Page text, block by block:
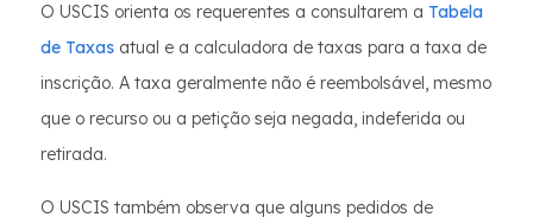
O USCIS orienta os requerentes a consultarem a Tabela
de Taxas atual e a calculadora de taxas para a taxa de
inscrição. A taxa geralmente não é reembolsável, mesmo
que o recurso ou a petição seja negada, indeferida ou
retirada.
O USCIS também observa que alguns pedidos de